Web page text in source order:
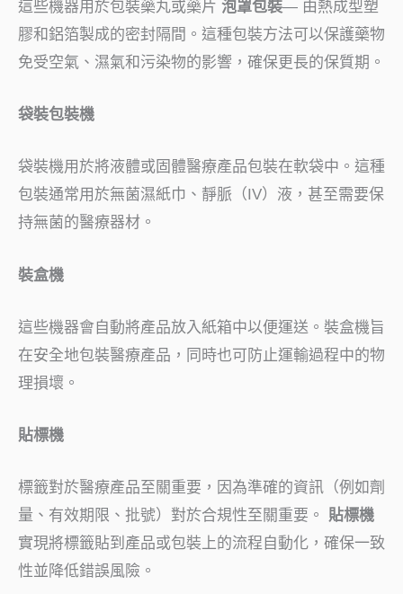
這些機器用於包裝藥丸或藥片 泡罩包裝— 由熱成型塑
膠和鋁箔製成的密封隔間。這種包裝方法可以保護藥物
免受空氣、濕氣和污染物的影響，確保更長的保質期。
袋裝包裝機
袋裝機用於將液體或固體醫療產品包裝在軟袋中。這種
包裝通常用於無菌濕紙巾、靜脈（IV）液，甚至需要保
持無菌的醫療器材。
裝盒機
這些機器會自動將產品放入紙箱中以便運送。裝盒機旨
在安全地包裝醫療產品，同時也可防止運輸過程中的物
理損壞。
貼標機
標籤對於醫療產品至關重要，因為準確的資訊（例如劑
量、有效期限、批號）對於合規性至關重要。 貼標機
實現將標籤貼到產品或包裝上的流程自動化，確保一致
性並降低錯誤風險。